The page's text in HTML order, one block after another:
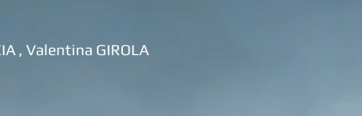
, Valentina GIROLA